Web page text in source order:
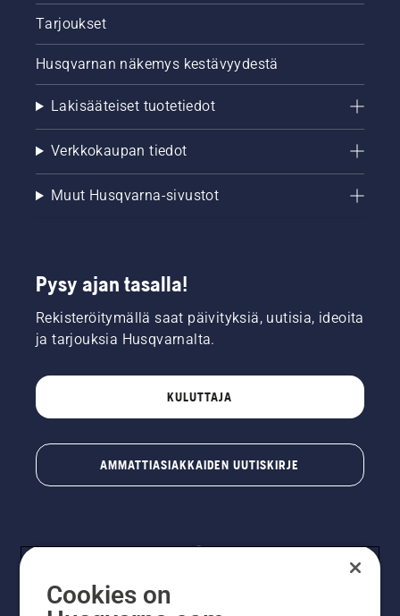
Tarjoukset
Husqvarnan näkemys kestävyydestä
Lakisääteiset tuotetiedot
Verkkokaupan tiedot
Muut Husqvarna-sivustot
Pysy ajan tasalla!
Rekisteröitymällä saat päivityksiä, uutisia, ideoita
ja tarjouksia Husqvarnalta.
KULUTTAJA
AMMATTIASIAKKAIDEN UUTISKIRJE
Cookies on